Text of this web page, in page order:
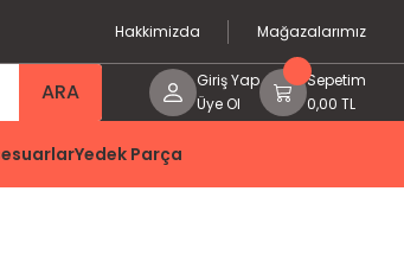
Hakkimizda Mağazalarımız
ARA
Giriş Yap
Üye Ol
Sepetim
0,00 TL
Yedek Parça